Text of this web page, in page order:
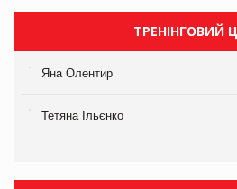
ТРЕНІНГОВИЙ
Яна Олентир
Тетяна Ільєнко